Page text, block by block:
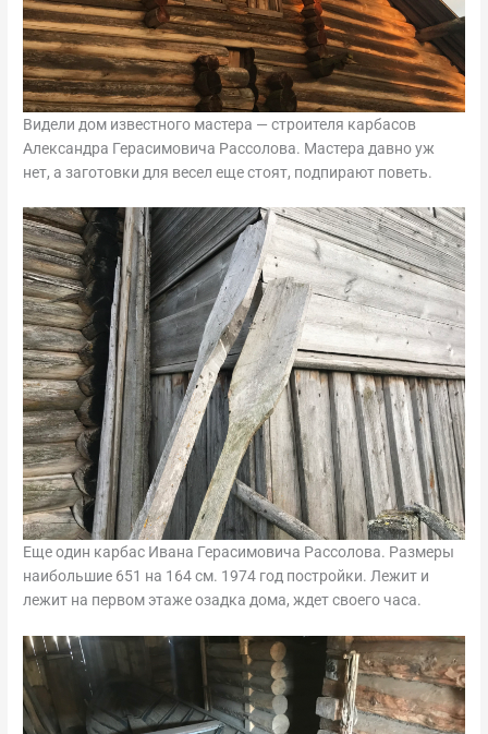
Видели дом известного мастера — строителя карбасов
Александра Герасимовича Рассолова. Мастера давно уж
нет, а заготовки для весел еще стоят, подпирают поветь.
Еще один карбас Ивана Герасимовича Рассолова. Размеры
наибольшие 651 на 164 см. 1974 год постройки. Лежит и
лежит на первом этаже озадка дома, ждет своего часа.